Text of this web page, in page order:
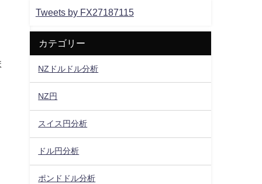
Tweets by FX27187115
カテゴリー
NZドルドル分析
NZ円
スイス円分析
ドル円分析
ポンドドル分析